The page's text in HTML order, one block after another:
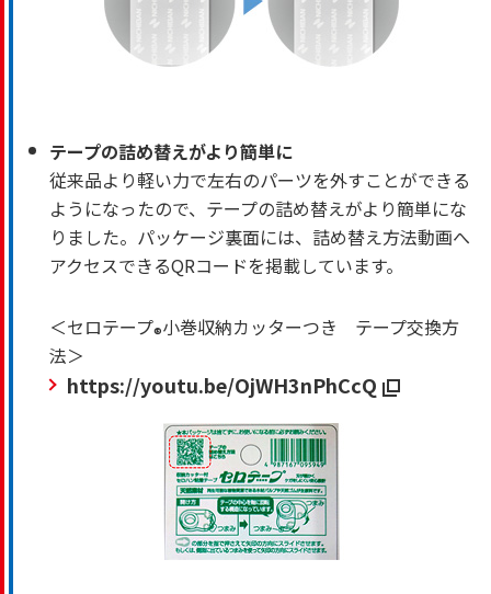
テープの詰め替えがより簡単に
従来品より軽い力で左右のパーツを外すことができる
ようになったので、テープの詰め替えがより簡単にな
りました。パッケージ裏面には、詰め替え方法動画へ
アクセスできるQRコードを掲載しています。
＜セロテープ®小巻収納カッターつき テープ交換方
法＞
https://youtu.be/OjWH3nPhCcQ